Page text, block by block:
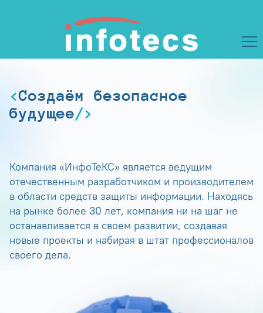
Создаём безопасное
будущее
Компания «ИнфоТеКС» является ведущим
отечественным разработчиком и производителем
в области средств защиты информации. Находясь
на рынке более 30 лет, компания ни на шаг не
останавливается в своем развитии, создавая
новые проекты и набирая в штат профессионалов
своего дела.